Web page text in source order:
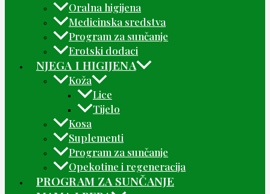
Oralna higijena
Medicinska sredstva
Program za sunčanje
Erotski dodaci
NJEGA I HIGIJENA
Koža
Lice
Tijelo
Kosa
Suplementi
Program za sunčanje
Opekotine i regeneracija
PROGRAM ZA SUNČANJE